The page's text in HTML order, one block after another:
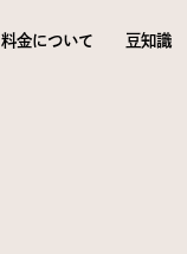
料金について 豆知識